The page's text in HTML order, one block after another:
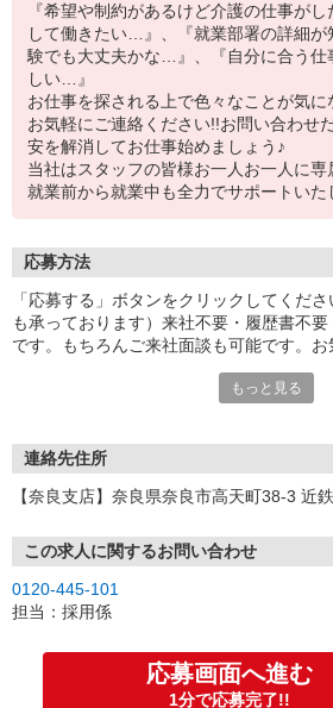
『希望や制約があるけど介護の仕事が
して働きたい…』、『就業部署の詳細
験でも大丈夫かな…』、『自分に合う仕
しい…』
お仕事を探される上で色々なことが気
お気軽にご連絡ください!!お問い合わせ
安を解消してお仕事始めましょう♪
当社はスタッフの皆様お一人お一人に専
就業前から就業中も全力でサポートいた
応募方法
「応募する」ボタンをクリックしてくだ
も承っております）来社不要・履歴書不
です。もちろんご来社面談も可能です。
もっと見る
連絡先住所
【奈良支店】奈良県奈良市高天町38-3 近
この求人に関するお問い合わせ
0120-445-101
担当：採用係
応募画面へ進む
1分で応募完了!!